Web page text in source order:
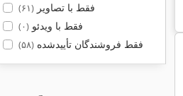
فقط با تصاویر(۶۱)
فقط با ویدئو(۰)
فقط فروشندگان تأییدشده(۵۸)